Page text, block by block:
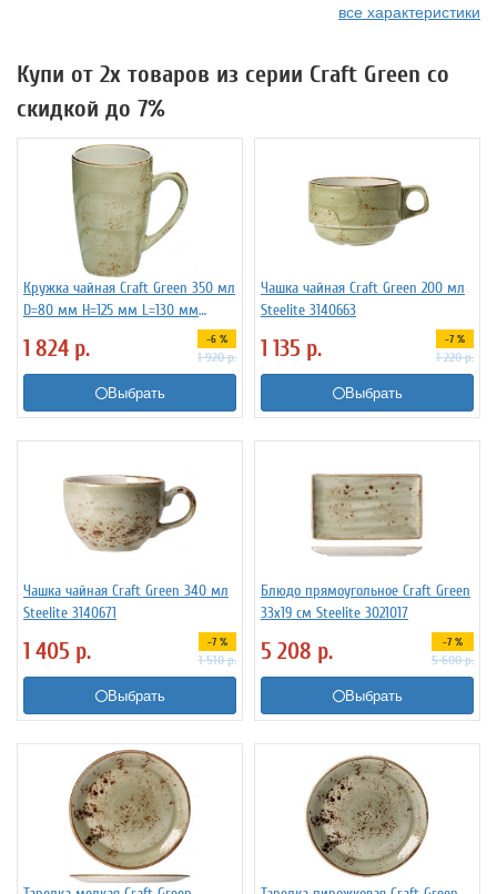
все характеристики
Купи от 2х товаров из серии Craft Green со
скидкой до 7%
Кружка чайная Craft Green 350 мл
D=80 мм H=125 мм L=130 мм
1 824 р. -6 %
1 920р.
Выбрать
Чашка чайная Craft Green 200 мл
Steelite 3140663
1 135 р. -7 %
1 220р.
Выбрать
Чашка чайная Craft Green 340 мл
Steelite 3140671
1 405 р. -7 %
1 510р.
Выбрать
Блюдо прямоугольное Craft Green
33x19 см Steelite 3021017
5 208 р. -7 %
5 600р.
Выбрать